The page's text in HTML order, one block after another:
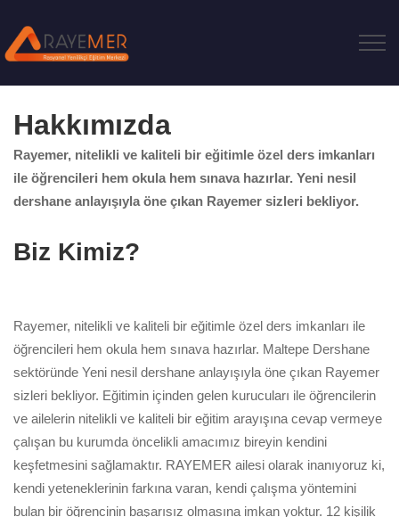
Hakkımızda
Rayemer, nitelikli ve kaliteli bir eğitimle özel ders imkanları
ile öğrencileri hem okula hem sınava hazırlar. Yeni nesil
dershane anlayışıyla öne çıkan Rayemer sizleri bekliyor.
Biz Kimiz?
Rayemer, nitelikli ve kaliteli bir eğitimle özel ders imkanları ile
öğrencileri hem okula hem sınava hazırlar. Maltepe Dershane
sektöründe Yeni nesil dershane anlayışıyla öne çıkan Rayemer
sizleri bekliyor. Eğitimin içinden gelen kurucuları ile öğrencilerin
ve ailelerin nitelikli ve kaliteli bir eğitim arayışına cevap vermeye
çalışan bu kurumda öncelikli amacımız bireyin kendini
keşfetmesini sağlamaktır. RAYEMER ailesi olarak inanıyoruz ki,
kendi yeteneklerinin farkına varan, kendi çalışma yöntemini
bulan bir öğrencinin başarısız olmasına imkan yoktur. 12 kişilik